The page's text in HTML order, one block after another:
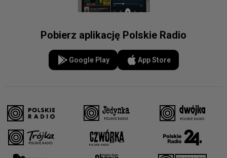
Pobierz aplikację Polskie Radio
Google Play App Store